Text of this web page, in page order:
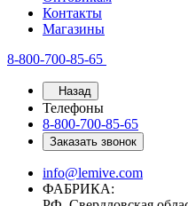
Контакты
Магазины
8-800-700-85-65
Назад
Телефоны
8-800-700-85-65
Заказать звонок
info@lemive.com
ФАБРИКА: